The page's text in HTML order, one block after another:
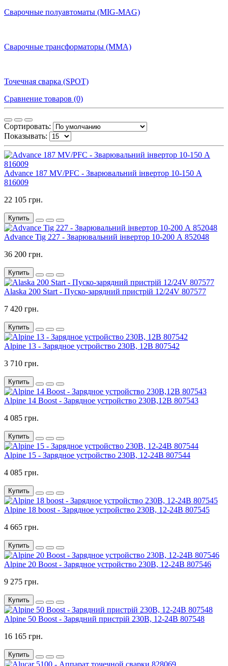
Сварочные полуавтоматы (MIG-MAG)
Сварочные трансформаторы (MMA)
Точечная сварка (SPOT)
Сравнение товаров (0)
Сортировать:
Показывать:
Advance 187 MV/PFC - Зварювальний інвертор 10-150 А
816009
22 105 грн.
Купить
Advance Tig 227 - Зварювальний інвертор 10-200 А 852048
36 200 грн.
Купить
Alaska 200 Start - Пуско-зарядний пристрій 12/24V 807577
7 420 грн.
Купить
Alpine 13 - Зарядное устройство 230В, 12В 807542
3 710 грн.
Купить
Alpine 14 Boost - Зарядное устройство 230В,12В 807543
4 085 грн.
Купить
Alpine 15 - Зарядное устройство 230В, 12-24В 807544
4 085 грн.
Купить
Alpine 18 boost - Зарядное устройство 230В, 12-24В 807545
4 665 грн.
Купить
Alpine 20 Boost - Зарядное устройство 230В, 12-24В 807546
9 275 грн.
Купить
Alpine 50 Boost - Зарядний пристрій 230В, 12-24В 807548
16 165 грн.
Купить